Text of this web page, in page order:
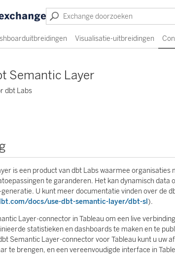
Visualisatie-uitbreidingen
Semantic Layer
dbt Labs
is een product van dbt Labs waarmee
te garanderen. Het kan dynamisch
generatie. U kunt meer documentatie vinden over de
docs/use-dbt-semantic-layer/dbt-sl ).
Layer-connector in Tableau om een live
statistieken en dashboards te maken en te
Semantic Layer-connector voor Tableau kunt u uw
te brengen, en een vereenvoudigde interface in